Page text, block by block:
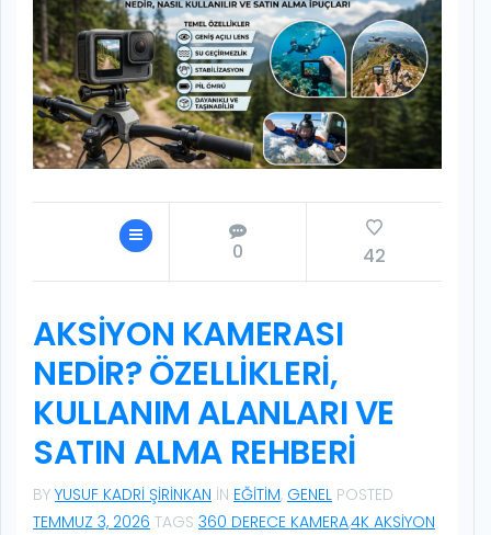
0 42
AKSIYON KAMERASI
NEDIR? ÖZELLIKLERI,
KULLANIM ALANLARI VE
SATIN ALMA REHBERI
BY YUSUF KADRI ŞIRINKAN IN EĞITIM, GENEL POSTED
TEMMUZ 3, 2026 TAGS 360 DERECE KAMERA,4K AKSIYON